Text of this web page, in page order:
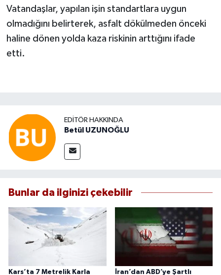
Vatandaşlar, yapılan işin standartlara uygun
olmadığını belirterek, asfalt dökülmeden önceki
haline dönen yolda kaza riskinin arttığını ifade
etti.
EDITÖR HAKKINDA
Betül UZUNOĞLU
Bunlar da ilginizi çekebilir
Kars’ta 7 Metrelik Karla
İran’dan ABD’ye Şartlı